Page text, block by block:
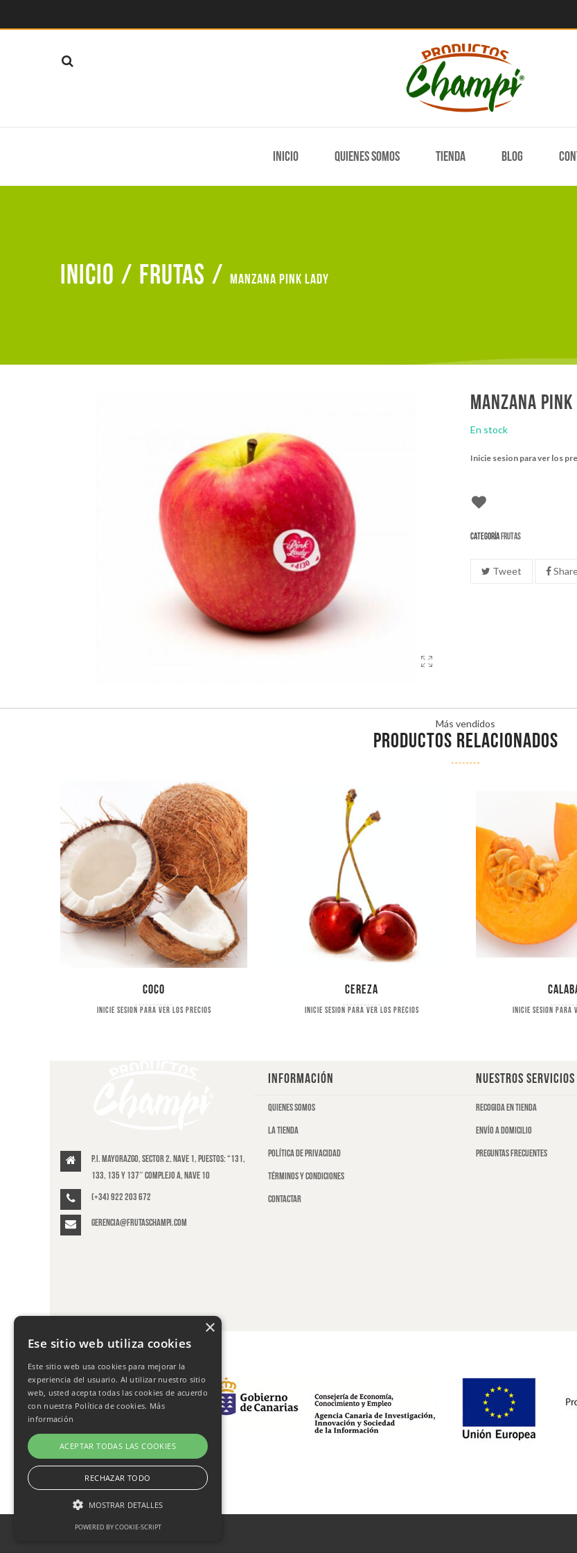
Inicio Quienes somos Tienda Blog
Inicio / Frutas / Manzana pink lady
Manzana
En stock
Inicie sesion para ver los
Categoría Frutas
Tweet
Más vendidos
PRODUCTOS RELACIONADOS
Coco
Inicie sesion para ver los precios
Cereza
Inicie sesion para ver los precios Inicie sesion para
P.I. Mayorazgo, Sector 2, Nave 1, puestos: “131,
133, 135 y 137″ Complejo A, Nave 10
(+34) 922 203 672
gerencia@frutaschampi.com
INFORMACIÓN
Quienes somos
La tienda
Política de privacidad
Términos y condiciones
Contactar
NUESTROS SERVICIOS
Recogida en tienda
Envío a domicilio
Preguntas frecuentes
×
Ese sitio web utiliza cookies
Este sitio web usa cookies para mejorar la
experiencia del usuario. Al utilizar nuestro sitio
web, usted acepta todas las cookies de acuerdo
con nuestra Política de cookies. Más
información
ACEPTAR TODAS LAS COOKIES
RECHAZAR TODO
MOSTRAR DETALLES
POWERED BY COOKIE-SCRIPT